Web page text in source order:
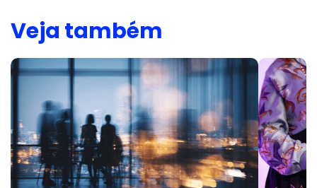
Veja também